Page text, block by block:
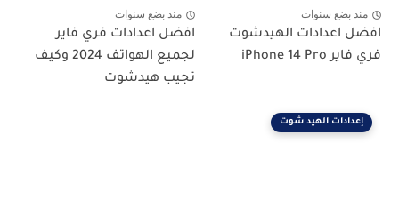
منذ بضع سنوات
افضل اعدادات الهيدشوت
فري فاير iPhone 14 Pro
منذ بضع سنوات
افضل اعدادات فري فاير
لجميع الهواتف 2024 وكيف
تجيب هيدشوت
إعدادات الهيد شوت